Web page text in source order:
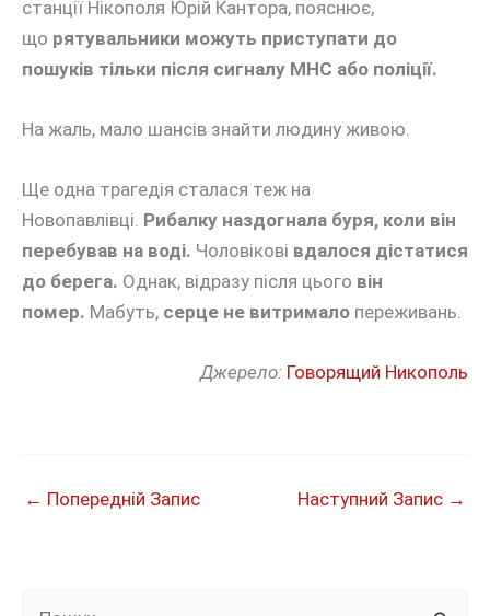
станції Нікополя Юрій Кантора, пояснює,
що рятувальники можуть приступати до
пошуків тільки після сигналу МНС або поліції.
На жаль, мало шансів знайти людину живою.
Ще одна трагедія сталася теж на
Новопавлівці. Рибалку наздогнала буря, коли він
перебував на воді. Чоловікові вдалося дістатися
до берега. Однак, відразу після цього він
помер. Мабуть, серце не витримало переживань.
Джерело: Говорящий Никополь
← Попередній Запис Наступний Запис →